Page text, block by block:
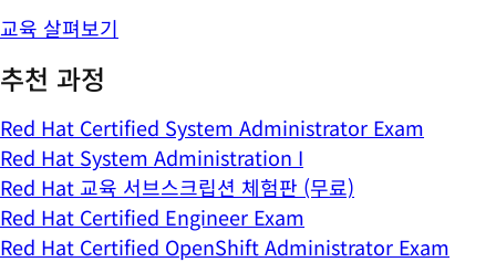
교육 살펴보기
추천 과정
Red Hat Certified System Administrator Exam
Red Hat System Administration I
Red Hat 교육 서브스크립션 체험판 (무료)
Red Hat Certified Engineer Exam
Red Hat Certified OpenShift Administrator Exam